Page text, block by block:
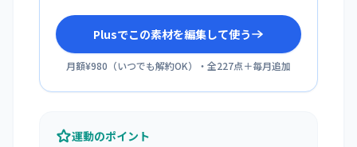
Plusでこの素材を編集して使う
月額¥980 （いつでも解約OK）・全227点＋毎月追加
運動のポイント